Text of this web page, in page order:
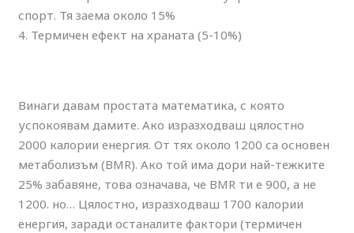
спорт. Тя заема около 15%
4. Термичен ефект на храната (5-10%)
Винаги давам простата математика, с която
успокоявам дамите. Ако изразходваш цялостно
2000 калории енергия. От тях около 1200 са основен
метаболизъм (BMR). Ако той има дори най-тежките
25% забавяне, това означава, че BMR ти е 900, а не
1200. но… Цялостно, изразходваш 1700 калории
енергия, заради останалите фактори (термичен